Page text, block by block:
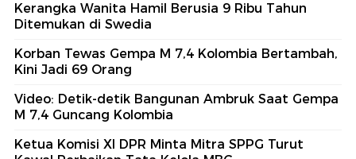
Kerangka Wanita Hamil Berusia 9 Ribu Tahun
Ditemukan di Swedia
Korban Tewas Gempa M 7,4 Kolombia Bertambah,
Kini Jadi 69 Orang
Video: Detik-detik Bangunan Ambruk Saat Gempa
M 7,4 Guncang Kolombia
Ketua Komisi XI DPR Minta Mitra SPPG Turut